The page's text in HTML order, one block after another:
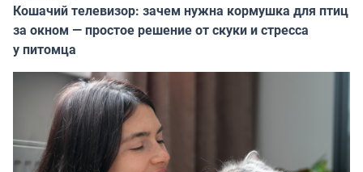
Кошачий телевизор: зачем нужна кормушка для птиц
за окном — простое решение от скуки и стресса
у питомца